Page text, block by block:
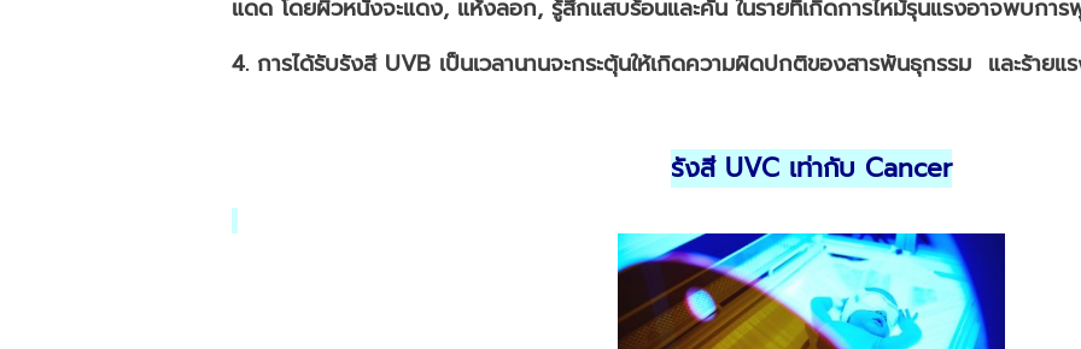
แดด โดยผิวหนังจะแดง, แห้งลอก, รู้สึกแสบร้อนและคัน ในรายที่เกิดการไหม้รุนแรงอาจพบกา
4. การได้รับรังสี UVB เป็นเวลานานจะกระตุ้นให้เกิดความผิดปกติของสารพันธุกรรม และร้ายแร
รังสี UVCเท่ากับ Cancer